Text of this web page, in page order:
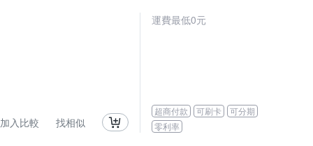
加入比較 找相似
運費最低0元
超商付款 可刷卡
可分期
零利率